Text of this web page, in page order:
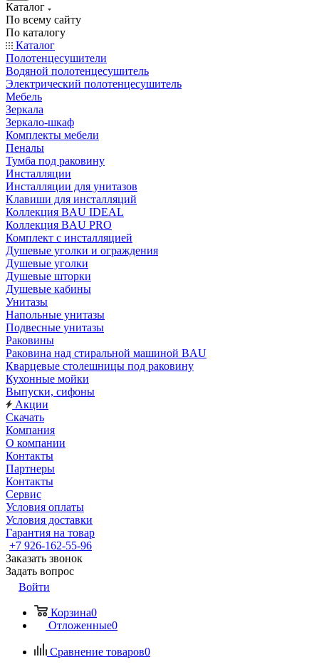
Каталог
По всему сайту
По каталогу
Каталог
Полотенцесушители
Водяной полотенцесушитель
Электрический полотенцесушитель
Мебель
Зеркала
Зеркало-шкаф
Комплекты мебели
Пеналы
Тумба под раковину
Инсталляции
Инсталляции для унитазов
Клавиши для инсталляций
Коллекция BAU IDEAL
Коллекция BAU PRO
Комплект с инсталляцией
Душевые уголки и ограждения
Душевые уголки
Душевые шторки
Душевые кабины
Унитазы
Напольные унитазы
Подвесные унитазы
Раковины
Раковина над стиральной машиной BAU
Кварцевые столешницы под раковину
Кухонные мойки
Выпуски, сифоны
Акции
Скачать
Компания
О компании
Контакты
Партнеры
Контакты
Сервис
Условия оплаты
Условия доставки
Гарантия на товар
+7 926-162-55-96
Заказать звонок
Задать вопрос
Войти
Корзина0
Отложенные0
Сравнение товаров0